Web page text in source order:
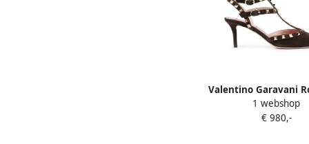
Valentino Garavani
pumps met puntige
1 webshop
€ 980,-